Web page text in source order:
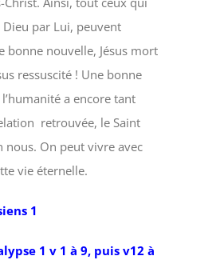
Dieu par Lui, peuvent
bonne nouvelle, Jésus mort
ressuscité ! Une bonne
a encore tant
retrouvée, le Saint
nous. On peut vivre avec
vie éternelle.
1
1 v 1 à 9, puis v12 à